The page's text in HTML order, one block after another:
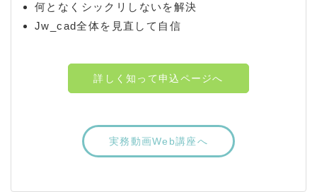
何となくシックリしないを解決
Jw_cad全体を見直して自信
詳しく知って申込ページへ
実務動画Web講座へ